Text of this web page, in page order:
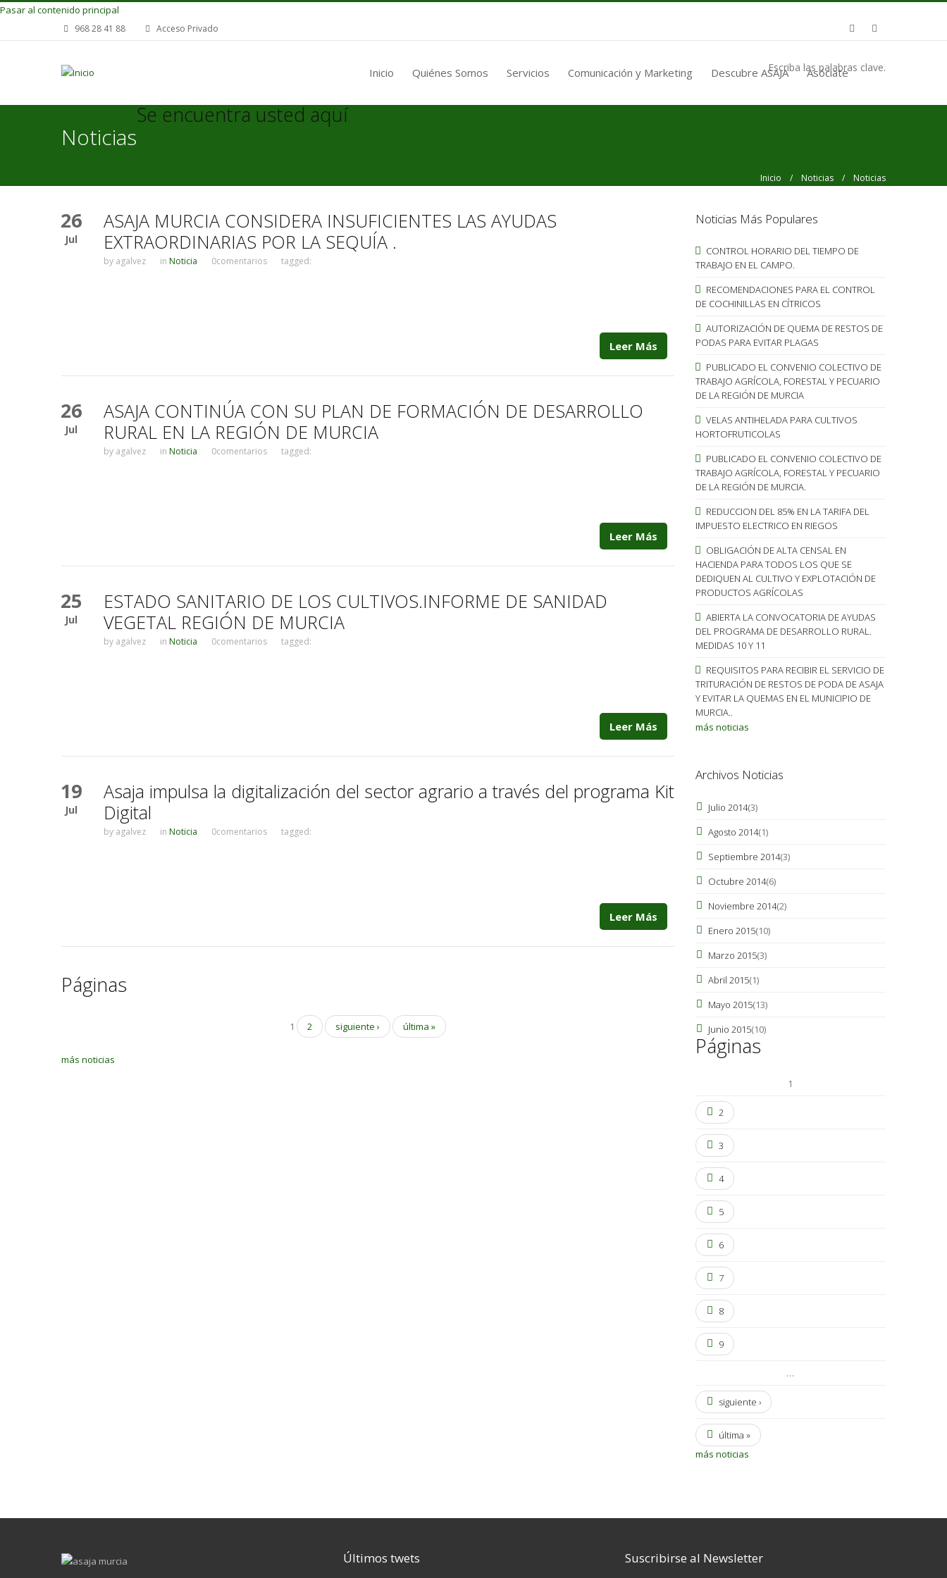
Pasar al contenido principal
968 28 41 88 Acceso Privado
Inicio Quiénes Somos Servicios Comunicación y Marketing Descubre ASAJA Asóciate
Escriba las palabras clave.
Noticias
Se encuentra usted aquí
Inicio / Noticias / Noticias
26
Jul
ASAJA MURCIA CONSIDERA INSUFICIENTES LAS AYUDAS
EXTRAORDINARIAS POR LA SEQUÍA .
by agalvez in Noticia 0comentarios tagged:
Leer Más
26
Jul
ASAJA CONTINÚA CON SU PLAN DE FORMACIÓN DE DESARROLLO
RURAL EN LA REGIÓN DE MURCIA
by agalvez in Noticia 0comentarios tagged:
Leer Más
25
Jul
ESTADO SANITARIO DE LOS CULTIVOS.INFORME DE SANIDAD
VEGETAL REGIÓN DE MURCIA
by agalvez in Noticia 0comentarios tagged:
Leer Más
19
Jul
Asaja impulsa la digitalización del sector agrario a través del programa Kit
Digital
by agalvez in Noticia 0comentarios tagged:
Leer Más
Páginas
1 2 siguiente › última »
más noticias
Noticias Más Populares
CONTROL HORARIO DEL TIEMPO DE
TRABAJO EN EL CAMPO.
RECOMENDACIONES PARA EL CONTROL
DE COCHINILLAS EN CÍTRICOS
AUTORIZACIÓN DE QUEMA DE RESTOS DE
PODAS PARA EVITAR PLAGAS
PUBLICADO EL CONVENIO COLECTIVO DE
TRABAJO AGRÍCOLA, FORESTAL Y PECUARIO
DE LA REGIÓN DE MURCIA
VELAS ANTIHELADA PARA CULTIVOS
HORTOFRUTICOLAS
PUBLICADO EL CONVENIO COLECTIVO DE
TRABAJO AGRÍCOLA, FORESTAL Y PECUARIO
DE LA REGIÓN DE MURCIA.
REDUCCION DEL 85% EN LA TARIFA DEL
IMPUESTO ELECTRICO EN RIEGOS
OBLIGACIÓN DE ALTA CENSAL EN
HACIENDA PARA TODOS LOS QUE SE
DEDIQUEN AL CULTIVO Y EXPLOTACIÓN DE
PRODUCTOS AGRÍCOLAS
ABIERTA LA CONVOCATORIA DE AYUDAS
DEL PROGRAMA DE DESARROLLO RURAL.
MEDIDAS 10 Y 11
REQUISITOS PARA RECIBIR EL SERVICIO DE
TRITURACIÓN DE RESTOS DE PODA DE ASAJA
Y EVITAR LA QUEMAS EN EL MUNICIPIO DE
MURCIA..
más noticias
Archivos Noticias
Julio 2014(3)
Agosto 2014(1)
Septiembre 2014(3)
Octubre 2014(6)
Noviembre 2014(2)
Enero 2015(10)
Marzo 2015(3)
Abril 2015(1)
Mayo 2015(13)
Junio 2015(10)
Páginas
1
2
3
4
5
6
7
8
9
…
siguiente ›
última »
más noticias
Últimos twets Suscribirse al Newsletter